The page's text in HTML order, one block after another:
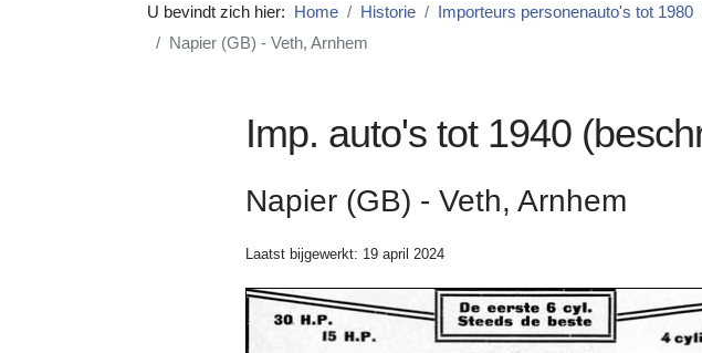
U bevindt zich hier: Home Historie Importeurs personenauto's tot 1980
Napier (GB) - Veth, Arnhem
Imp. auto's tot 1940
Napier (GB) - Veth, Arnhem
Laatst bijgewerkt: 19 april 2024